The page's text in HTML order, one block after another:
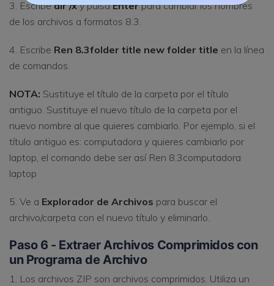
3. Escribedir /xy pulsaEnterpara cambiar los nombres
de los archivos a formatos 8.3.
4. Escribe Ren 8.3folder title new folder title en la línea
de comandos.
NOTA: Sustituye el título de la carpeta por el título
antiguo. Sustituye el nuevo título de la carpeta por el
nuevo nombre al que quieres cambiarlo. Por ejemplo, si el
título antiguo es: computadora y quieres cambiarlo por
laptop, el comando debe ser así Ren 8.3computadora
laptop
5. Ve a Explorador de Archivos para buscar el
archivo/carpeta con el nuevo título y eliminarlo.
Paso 6 - Extraer Archivos Comprimidos con
un Programa de Archivo
1. Los archivos ZIP son archivos comprimidos. Utiliza un